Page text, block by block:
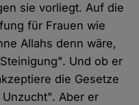
sie vorliegt. Auf die
für Frauen wie
Allahs denn wäre,
Und ob er
die Gesetze
Aber er